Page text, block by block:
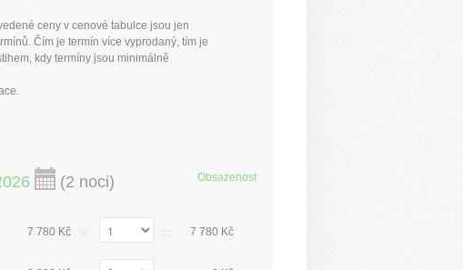
ceny v cenové tabulce jsou jen
Čím je termín více vyprodaný, tím je
kdy termíny jsou minimálně
Obsazenost
(2 noci)
7 780 Kč 7 780 Kč